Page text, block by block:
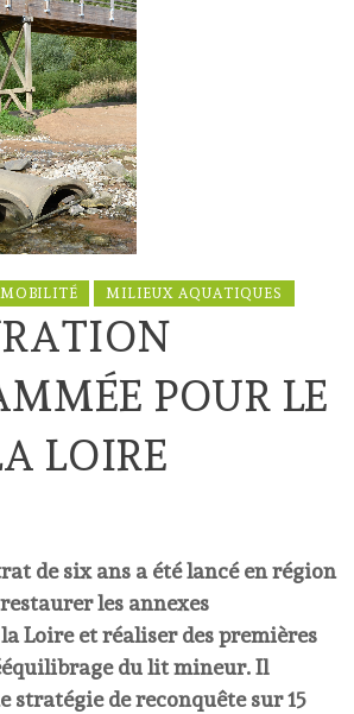
MILIEUX AQUATIQUES
POUR LE
LOIRE
de six ans a été lancé en région
les annexes
Loire et réaliser des premières
du lit mineur. Il
stratégie de reconquête sur 15